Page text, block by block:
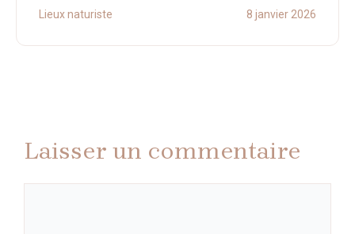
Lieux naturiste 8 janvier 2026
Laisser un commentaire